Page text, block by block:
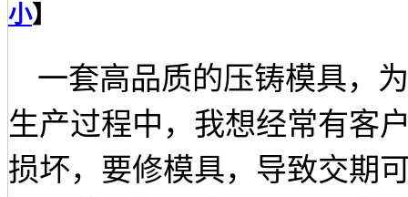
小】
一套高品质的压铸模具，
生产过程中，我想经常有客
损坏，要修模具，导致交期